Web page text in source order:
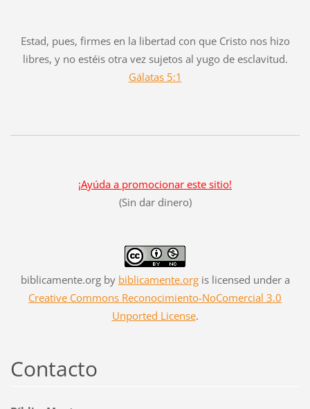
Estad, pues, firmes en la libertad con que Cristo nos hizo
libres, y no estéis otra vez sujetos al yugo de esclavitud.
Gálatas 5:1
¡Ayúda a promocionar este sitio!
(Sin dar dinero)
biblicamente.orgby biblicamente.orgis licensed under a
Creative Commons Reconocimiento-NoComercial 3.0
Unported License.
Contacto